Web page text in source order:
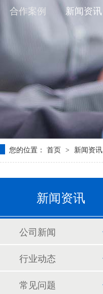
合作案例 新闻资讯
您的位置： 首页 > 新闻资讯
新闻资讯
公司新闻
行业动态
常见问题